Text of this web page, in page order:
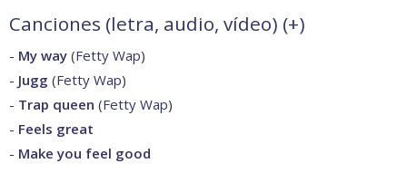
Canciones (letra, audio, vídeo) (+)
- My way (Fetty Wap)
- Jugg (Fetty Wap)
- Trap queen (Fetty Wap)
- Feels great
- Make you feel good